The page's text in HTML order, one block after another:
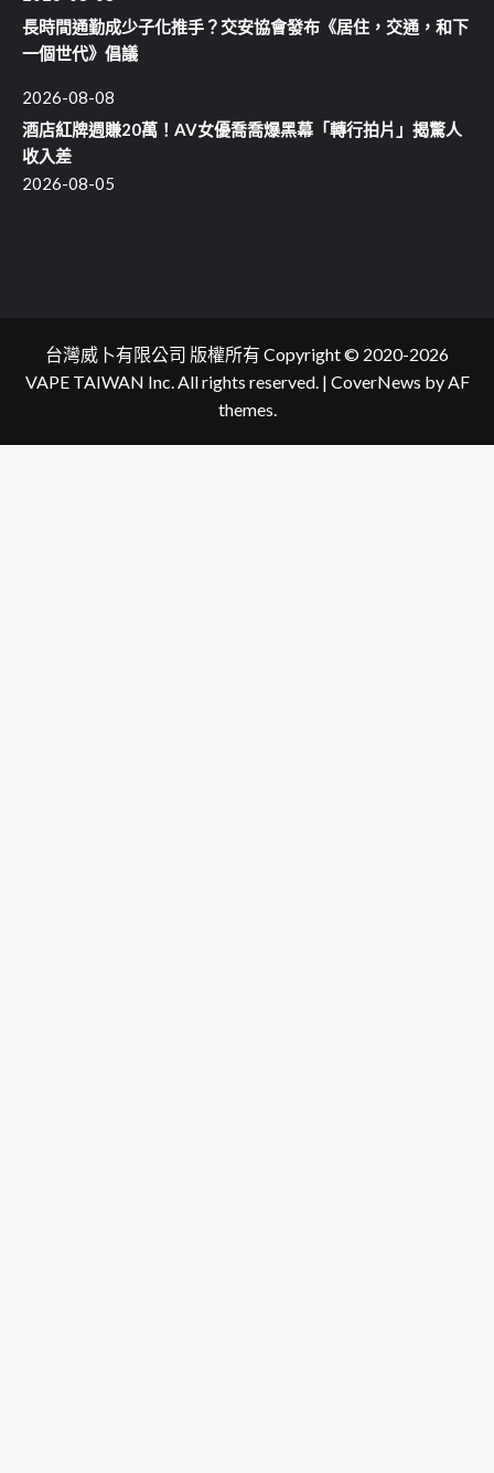
長時間通勤成少子化推手？交安協會發布《居住，交通，和下
一個世代》倡議
2026-08-08
酒店紅牌週賺20萬！AV女優喬喬爆黑幕「轉行拍片」揭驚人
收入差
2026-08-05
台灣威卜有限公司 版權所有 Copyright © 2020-2026
VAPE TAIWAN Inc. All rights reserved. | CoverNews by AF
themes.